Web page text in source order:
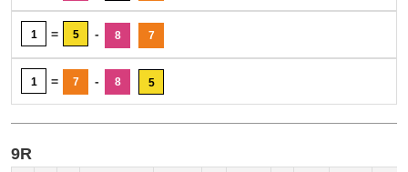
1 = 5 - 8 7
1 = 7 - 8 5
9R